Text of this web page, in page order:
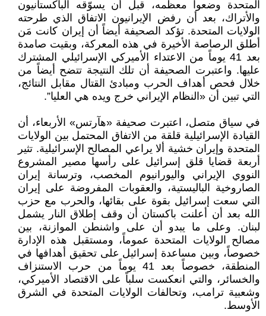
المتحدة وضعوا معظمه، قبل أن يسوّقه الباكستانيون
والأتراك، بعد أن رفض الإيرانيون الاتفاق الذي طرحته
الولايات المتحدة. تؤكد الصحيفة أيضاً أن إيران كانت مَن
أطلق الرصاصة الأخيرة في هذه المعركة، وبقيت صامدة
بعد 41 يوماً من الاعتداء الأميركي الإسرائيلي المشترك
عليها. واعتبرت الصحيفة أن تلك النتيجة تتضح أيضاً من
خلال فحص أهداف الحرب ومبادئ القتال مقابل النتائج،
التي تبين أن «النظام الإيراني خرج ويده هي العليا”.
في سياق متصل، اعتبرت صحيفة «هآرتس» الأربعاء، أن
القيادة الإسرائيلية قلقة من الاتفاق المحتمل بين الولايات
المتحدة وإيران خشية ألا يراعي المصالح الإسرائيلية. تثير
أربعة قضايا قلق إسرائيل على رأسها مصير المشروع
النووي الإيراني واليورانيوم المخصب، وترسانة إيران
الصاروخية الباليستية، والعقوبات المفروضة على إيران
التي سعت إسرائيل بقوة على بقائها، والحرب مع حزب
الله بعد أن أعلنت باكستان أن وقف إطلاق النار يشمل
لبنان. وعلى ما يبدو أن على واشنطن الموازنة، بين
مصالح الولايات المتحدة عموماً، ومستقبل هذه الإدارة
خصوصاً، وبين مساعدة إسرائيل على تحقيق أهدافها في
المنطقة، خصوصاً بعد 41 يوماً من حرب الاستنزاف
والخسائر، والتي انعكست سلباً على الاقتصاد الأميركي،
وشعبية ترامب، وتحالفات الولايات المتحدة في الشرق
الأوسط.